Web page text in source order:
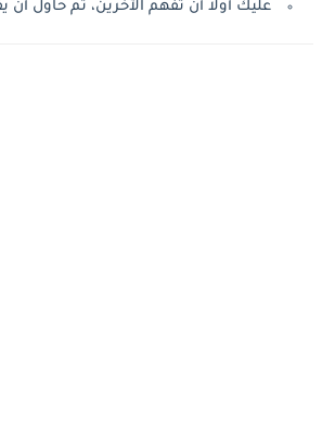
عليك أولا أن تفَهم الآخرين، ثم حاول أن